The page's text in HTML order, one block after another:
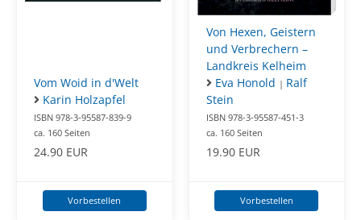
Vom Woid in d'Welt
Karin Holzapfel
ISBN 978-3-95587-839-9
ca. 160 Seiten
24.90 EUR
Vorbestellen
Von Hexen, Geistern
und Verbrechern –
Landkreis Kelheim
Eva Honold | Ralf
Stein
ISBN 978-3-95587-451-3
ca. 160 Seiten
19.90 EUR
Vorbestellen